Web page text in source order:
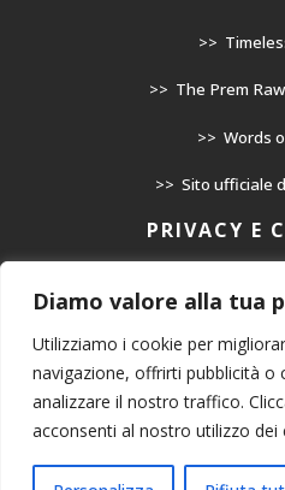
Diamo valore alla tua
Utilizziamo i cookie per
navigazione, offrirti pubblicità o
analizzare il nostro traffico.
acconsenti al nostro utilizzo dei
>>
>> The Prem
>> Words
>> Sito ufficiale
PRIVACY E
>>